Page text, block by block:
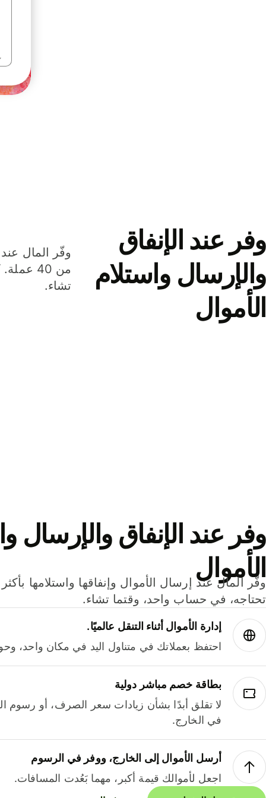
وفر عند الإنفاق
والإرسال واستلام
الأموال
وفّر المال عند
من 40
تشاء.
وفر عند الإنفاق والإرسال
الأموال
تحتاجه، في حساب واحد، وقتما تشاء.
إدارة الأموال أثناء التنقل عالميًا.
احتفظ بعملاتك في متناول اليد في مكان واحد،
بطاقة خصم مباشر دولية
لا تقلق أبدًا بشأن زيادات سعر الصرف، أو رسوم
في الخارج.
أرسل الأموال إلى الخارج، ووفر في الرسوم
اجعل لأموالك قيمة أكبر، مهما بَعُدت المسافات.